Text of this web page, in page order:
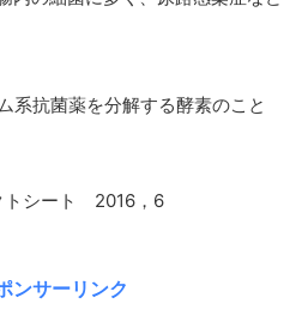
系抗菌薬を分解する酵素のこと
トシート 2016，6
ンサーリンク